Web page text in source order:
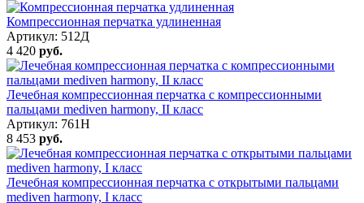
Компрессионная перчатка удлиненная
Артикул: 512Д
4 420 руб.
Лечебная компрессионная перчатка с компрессионными
пальцами mediven harmony, II класс
Артикул: 761H
8 453 руб.
Лечебная компрессионная перчатка с открытыми пальцами
mediven harmony, I класс